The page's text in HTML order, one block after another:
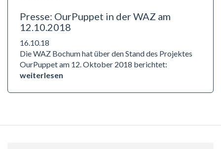
Presse: OurPuppet in der WAZ am
12.10.2018
16.10.18
Die WAZ Bochum hat über den Stand des Projektes
OurPuppet am 12. Oktober 2018 berichtet:
weiterlesen